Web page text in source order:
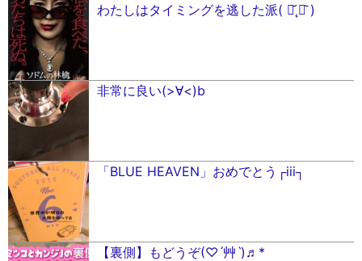
わたしはタイミングを逃した派( ･᷄˛･᷅ )
非常に良い(>∀︎<)b
「BLUE HEAVEN」おめでとう┌︎iii┐︎
【裏側】もどうぞ(♡ˊ艸ˋ)♬*